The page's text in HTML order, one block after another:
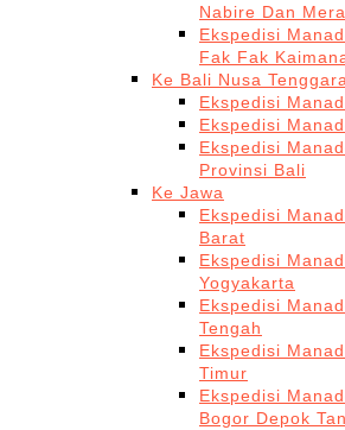
Nabire Dan
Ekspedisi
Fak Fak
Ke Bali Nusa Tenggara
Ekspedisi
Ekspedisi
Ekspedisi
Provinsi Bali
Ke Jawa
Ekspedisi
Barat
Ekspedisi
Yogyakarta
Ekspedisi
Tengah
Ekspedisi
Timur
Ekspedisi
Bogor Depok